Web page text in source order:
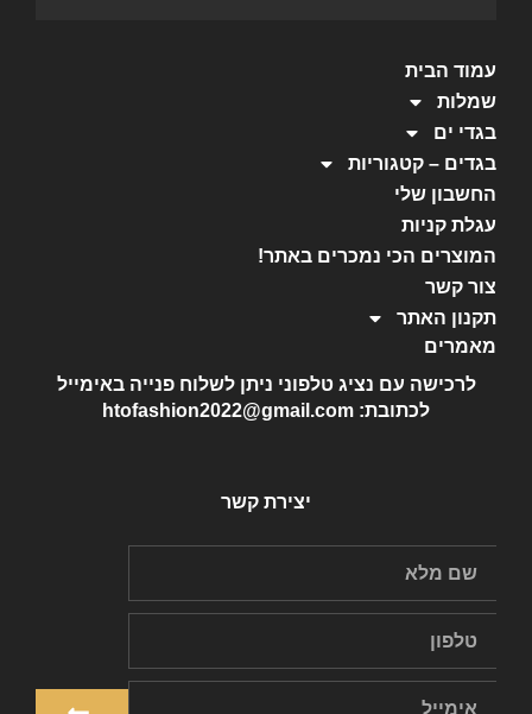
עמוד הבית
שמלות
בגדי ים
בגדים – קטגוריות
החשבון שלי
עגלת קניות
המוצרים הכי נמכרים באתר!
צור קשר
תקנון האתר
מאמרים
לרכישה עם נציג טלפוני ניתן לשלוח פנייה באימייל
לכתובת: htofashion2022@gmail.com
יצירת קשר